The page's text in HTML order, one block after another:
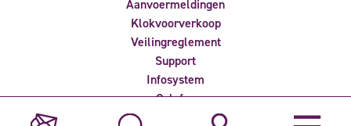
Aanvoermeldingen
Klokvoorverkoop
Veilingreglement
Support
Infosystem
Colofon
Privacyverklaring